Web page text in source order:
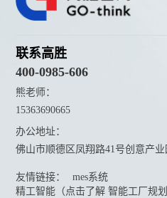
联系高胜
400-0985-606
熊老师：
15363690665
办公地址：
佛山市顺德区凤翔路41号创意产业
友情链接：
mes系统
精工智能（点击了解 智能工厂规划